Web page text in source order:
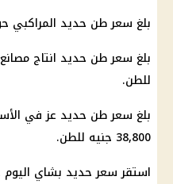
بلغ سعر طن حديد المراكبي حوالي
للطن.
بلغ سعر طن حديد عز في
38,800 جنيه للطن.
استقر سعر حديد بشاي اليوم عند 38,600